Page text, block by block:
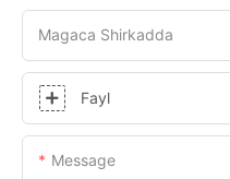
Magaca Shirkadda
Fayl
Message